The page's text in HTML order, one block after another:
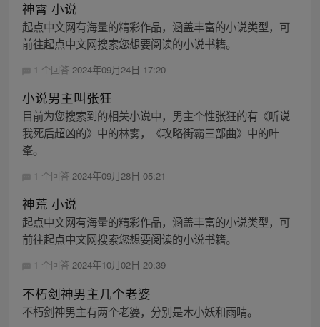
神霄 小说
起点中文网有海量的精彩作品，涵盖丰富的小说类型，可
前往起点中文网搜索您想要阅读的小说书籍。
1 个回答 2024年09月24日 17:20
小说男主叫张狂
目前为您搜索到的相关小说中，男主个性张狂的有《听说
我死后超凶的》中的林雾，《攻略街霸三部曲》中的叶
峯。
1 个回答 2024年09月28日 05:21
神荒 小说
起点中文网有海量的精彩作品，涵盖丰富的小说类型，可
前往起点中文网搜索您想要阅读的小说书籍。
1 个回答 2024年10月02日 20:39
不朽剑神男主几个老婆
不朽剑神男主有两个老婆，分别是木小妖和雨晴。